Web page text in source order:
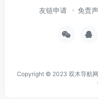
友链申请 免责
Copyright © 2023 双木导航网